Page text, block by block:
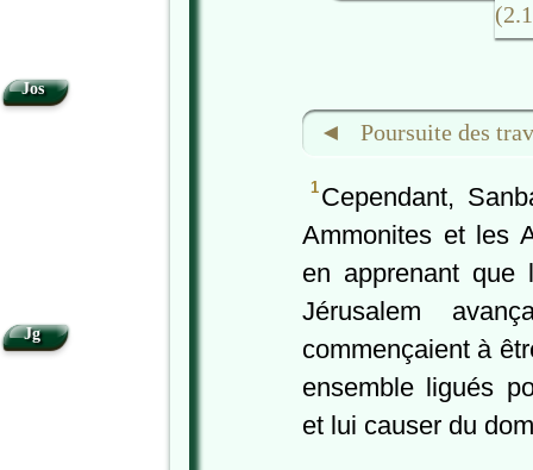
◄ Poursuite des
1 Cependant,
Ammonites et les
en apprenant que
Jérusalem
commençaient à
ensemble ligués
et lui causer du
Jos
Jg